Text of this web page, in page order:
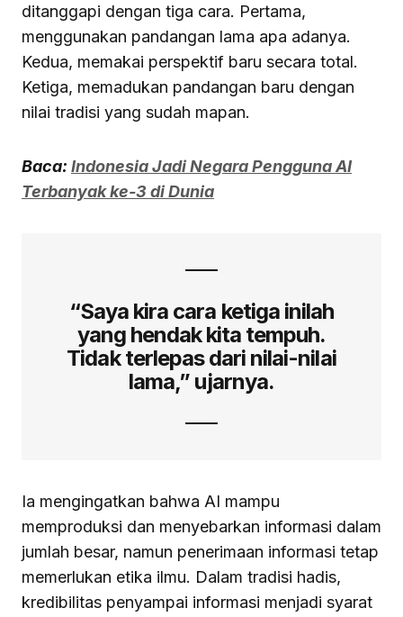
ditanggapi dengan tiga cara. Pertama,
menggunakan pandangan lama apa adanya.
Kedua, memakai perspektif baru secara total.
Ketiga, memadukan pandangan baru dengan
nilai tradisi yang sudah mapan.
Baca: Indonesia Jadi Negara Pengguna AI
Terbanyak ke-3 di Dunia
“Saya kira cara ketiga inilah
yang hendak kita tempuh.
Tidak terlepas dari nilai-nilai
lama,” ujarnya.
Ia mengingatkan bahwa AI mampu
memproduksi dan menyebarkan informasi dalam
jumlah besar, namun penerimaan informasi tetap
memerlukan etika ilmu. Dalam tradisi hadis,
kredibilitas penyampai informasi menjadi syarat